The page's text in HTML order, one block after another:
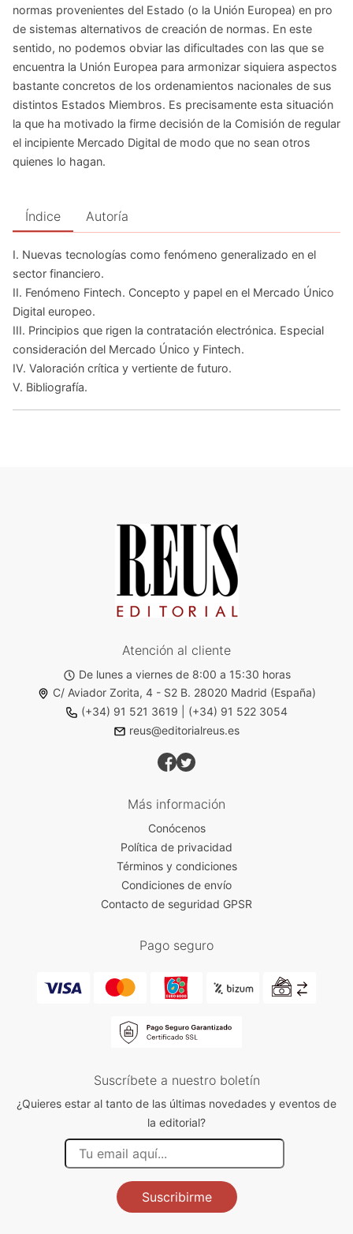
normas provenientes del Estado (o la Unión Europea) en pro
de sistemas alternativos de creación de normas. En este
sentido, no podemos obviar las dificultades con las que se
encuentra la Unión Europea para armonizar siquiera aspectos
bastante concretos de los ordenamientos nacionales de sus
distintos Estados Miembros. Es precisamente esta situación
la que ha motivado la firme decisión de la Comisión de regular
el incipiente Mercado Digital de modo que no sean otros
quienes lo hagan.
Índice Autoría
I. Nuevas tecnologías como fenómeno generalizado en el
sector financiero.
II. Fenómeno Fintech. Concepto y papel en el Mercado Único
Digital europeo.
III. Principios que rigen la contratación electrónica. Especial
consideración del Mercado Único y Fintech.
IV. Valoración crítica y vertiente de futuro.
V. Bibliografía.
Atención al cliente
De lunes a viernes de 8:00 a 15:30 horas
C/ Aviador Zorita, 4 - S2 B. 28020 Madrid (España)
(+34) 91 521 3619
(+34) 91 522 3054
reus@editorialreus.es
Más información
Conócenos
Política de privacidad
Términos y condiciones
Condiciones de envío
Contacto de seguridad GPSR
Pago seguro
Suscríbete a nuestro boletín
¿Quieres estar al tanto de las últimas novedades y eventos de
la editorial?
Suscribirme